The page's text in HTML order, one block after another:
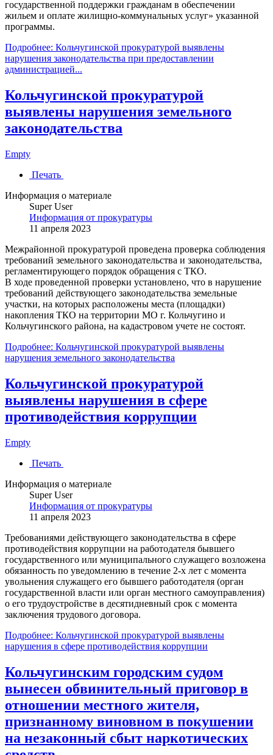
государственной поддержки гражданам в обеспечении
жильем и оплате жилищно-коммунальных услуг» указанной
программы.
Подробнее: Кольчугинской прокуратурой выявлены
нарушения законодательства при предоставлении
администрацией...
Кольчугинской прокуратурой
выявлены нарушения земельного
законодательства
Empty
Печать
Информация о материале
Super User
Информация от прокуратуры
11 апреля 2023
Межрайонной прокуратурой проведена проверка соблюдения
требований земельного законодательства и законодательства,
регламентирующего порядок обращения с ТКО.
В ходе проведенной проверки установлено, что в нарушение
требований действующего законодательства земельные
участки, на которых расположены места (площадки)
накопления ТКО на территории МО г. Кольчугино и
Кольчугинского района, на кадастровом учете не состоят.
Подробнее: Кольчугинской прокуратурой выявлены
нарушения земельного законодательства
Кольчугинской прокуратурой
выявлены нарушения в сфере
противодействия коррупции
Empty
Печать
Информация о материале
Super User
Информация от прокуратуры
11 апреля 2023
Требованиями действующего законодательства в сфере
противодействия коррупции на работодателя бывшего
государственного или муниципального служащего возложена
обязанность по уведомлению в течение 2-х лет с момента
увольнения служащего его бывшего работодателя (орган
государственной власти или орган местного самоуправления)
о его трудоустройстве в десятидневный срок с момента
заключения трудового договора.
Подробнее: Кольчугинской прокуратурой выявлены
нарушения в сфере противодействия коррупции
Кольчугинским городским судом
вынесен обвинительный приговор в
отношении местного жителя,
признанному виновном в покушении
на незаконный сбыт наркотических